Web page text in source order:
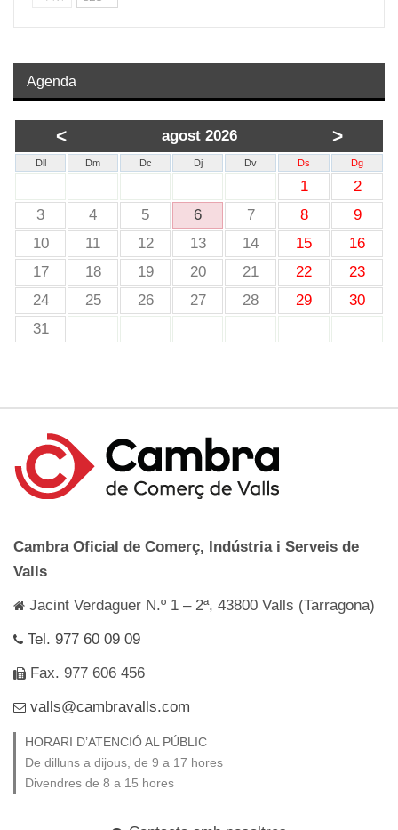
Agenda
< agost 2026 >
Dll Dm Dc Dj Dv Ds Dg
1
2
3
4 5 6 7 8
9
10
11 12 13 14 15
16
17
18 19 20 21 22
23
24
25 26 27 28 29
30
31
Cambra Oficial de Comerç, Indústria i Serveis de
Valls
Jacint Verdaguer N.º 1 – 2ª, 43800 Valls (Tarragona)
Tel. 977 60 09 09
Fax. 977 606 456
valls@cambravalls.com
HORARI D’ATENCIÓ AL PÚBLIC
De dilluns a dijous, de 9 a 17 hores
Divendres de 8 a 15 hores